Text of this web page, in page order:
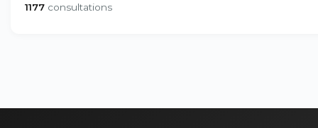
1177 consultations